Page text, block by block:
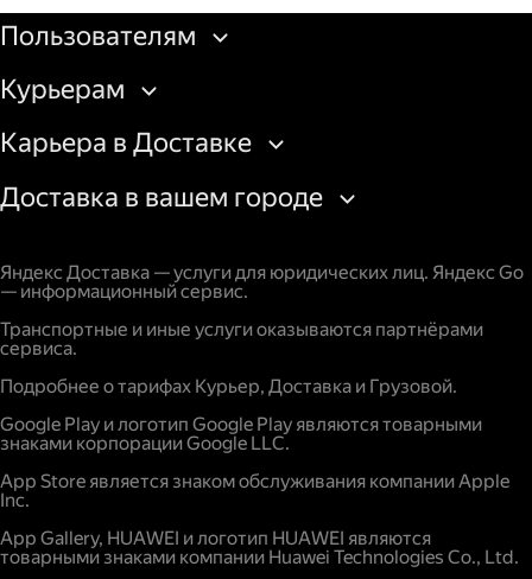
Пользователям
Курьерам
Карьера в Доставке
Доставка в вашем городе
Яндекс Доставка — услуги для юридических лиц. Яндекс Go
— информационный сервис.
Транспортные и иные услуги оказываются партнёрами
сервиса.
Подробнее о тарифах Курьер, Доставка и Грузовой.
Google Play и логотип Google Play являются товарными
знаками корпорации Google LLC.
App Store является знаком обслуживания компании Apple
Inc.
App Gallery, HUAWEI и логотип HUAWEI являются
товарными знаками компании Huawei Technologies Co., Ltd.